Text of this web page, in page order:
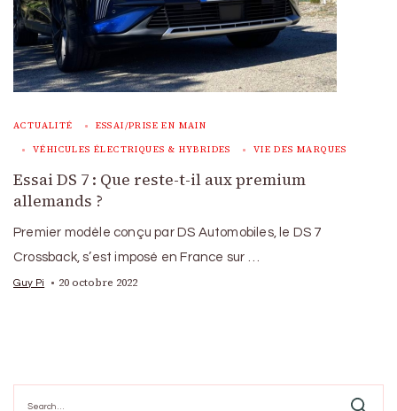
ACTUALITÉ ESSAI/PRISE EN MAIN
VÉHICULES ÉLECTRIQUES & HYBRIDES VIE DES MARQUES
Essai DS 7 : Que reste-t-il aux premium
allemands ?
Premier modèle conçu par DS Automobiles, le DS 7
Crossback, s’est imposé en France sur …
Guy Pi 20 octobre 2022
for: